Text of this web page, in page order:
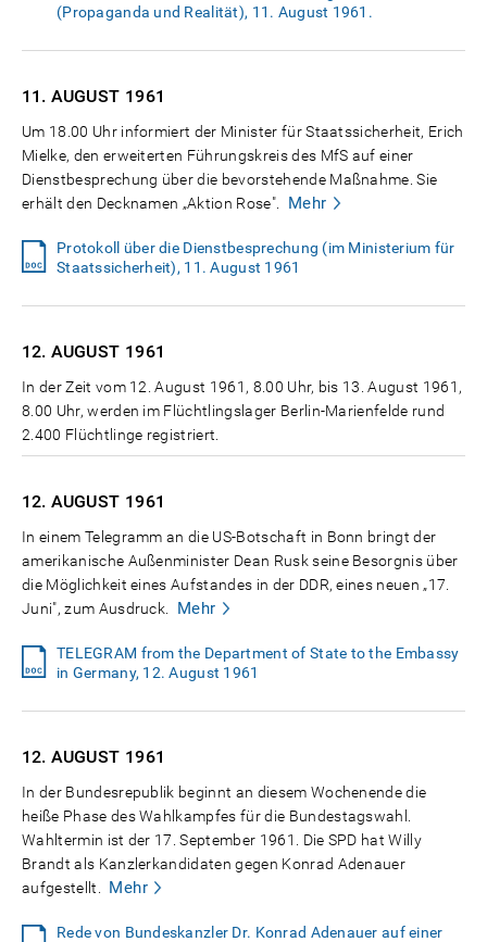
(Propaganda und Realität), 11. August 1961.
11. AUGUST 1961
Um 18.00 Uhr informiert der Minister für Staatssicherheit, Erich
Mielke, den erweiterten Führungskreis des MfS auf einer
Dienstbesprechung über die bevorstehende Maßnahme. Sie
erhält den Decknamen „Aktion Rose".
Mehr
Protokoll über die Dienstbesprechung (im Ministerium für
Staatssicherheit), 11. August 1961
12. AUGUST 1961
In der Zeit vom 12. August 1961, 8.00 Uhr, bis 13. August 1961,
8.00 Uhr, werden im Flüchtlingslager Berlin-Marienfelde rund
2.400 Flüchtlinge registriert.
12. AUGUST 1961
In einem Telegramm an die US-Botschaft in Bonn bringt der
amerikanische Außenminister Dean Rusk seine Besorgnis über
die Möglichkeit eines Aufstandes in der DDR, eines neuen „17.
Juni", zum Ausdruck.
Mehr
TELEGRAM from the Department of State to the Embassy
in Germany, 12. August 1961
12. AUGUST 1961
In der Bundesrepublik beginnt an diesem Wochenende die
heiße Phase des Wahlkampfes für die Bundestagswahl.
Wahltermin ist der 17. September 1961. Die SPD hat Willy
Brandt als Kanzlerkandidaten gegen Konrad Adenauer
aufgestellt.
Mehr
Rede von Bundeskanzler Dr. Konrad Adenauer auf einer